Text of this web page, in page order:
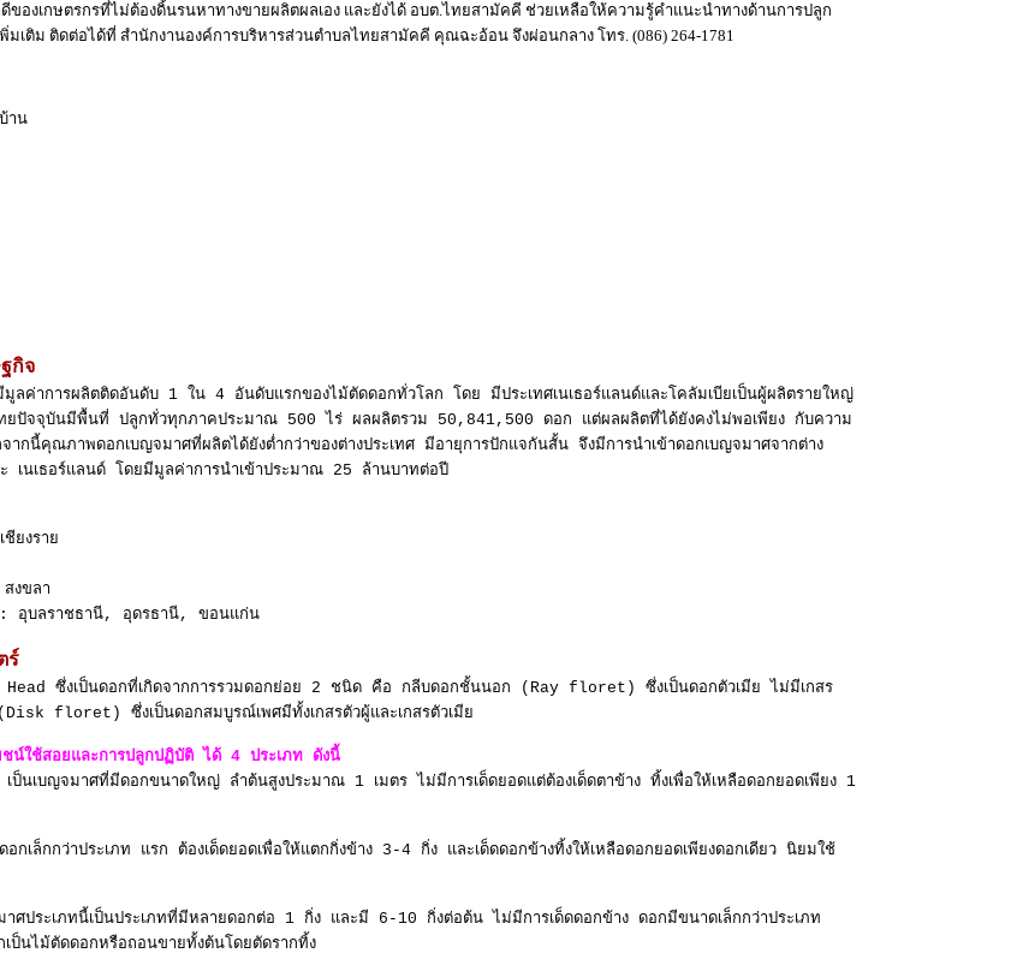
ของเกษตรกรที่ไม่ต้องดิ้นรนหาทางขายผลิตผลเอง และยังได้ อบต.ไทยสามัคคี ช่วยเหลือให้ความรู้คำแนะนำทางด้านการปลูก
พิ่มเติม ติดต่อได้ที่ สำนักงานองค์การบริหารส่วนตำบลไทยสามัคคี คุณฉะอ้อน จึงผ่อนกลาง โทร. (086) 264-1781
าน
กิจ
มูลค่าการผลิตติดอันดับ 1 ใน 4 อันดับแรกของไม้ตัดดอกทั่วโลก โดย มีประเทศเนเธอร์แลนด์และโคลัมเบียเป็นผู้ผลิตรายใหญ่
ทยปัจจุบันมีพื้นที่ ปลูกทั่วทุกภาคประมาณ 500 ไร่ ผลผลิตรวม 50,841,500 ดอก แต่ผลผลิตที่ได้ยังคงไม่พอเพียง กับความ
ากนี้คุณภาพดอกเบญจมาศที่ผลิตได้ยังต่ำกว่าของต่างประเทศ มีอายุการปักแจกันสั้น จึงมีการนำเข้าดอกเบญจมาศจากต่าง
เนเธอร์แลนด์ โดยมีมูลค่าการนำเข้าประมาณ 25 ล้านบาทต่อปี
ยงราย
งขลา
: อุบลราชธานี, อุดรธานี, ขอนแก่น
ร์
Head ซึ่งเป็นดอกที่เกิดจากการรวมดอกย่อย 2 ชนิด คือ กลีบดอกชั้นนอก (Ray floret) ซึ่งเป็นดอกตัวเมีย ไม่มีเกสร
floret) ซึ่งเป็นดอกสมบูรณ์เพศมีทั้งเกสรตัวผู้และเกสรตัวเมีย
ชน์ใช้สอยและการปลูกปฏิบัติ ได้ 4 ประเภท ดังนี้
บญจมาศที่มีดอกขนาดใหญ่ ลำต้นสูงประมาณ 1 เมตร ไม่มีการเด็ดยอดแต่ต้องเด็ดตาข้าง ทิ้งเพื่อให้เหลือดอกยอดเพียง 1
กกว่าประเภท แรก ต้องเด็ดยอดเพื่อให้แตกกิ่งข้าง 3-4 กิ่ง และเด็ดดอกข้างทิ้งให้เหลือดอกยอดเพียงดอกเดียว นิยมใช้
ระเภทนี้เป็นประเภทที่มีหลายดอกต่อ 1 กิ่ง และมี 6-10 กิ่งต่อต้น ไม่มีการเด็ดดอกข้าง ดอกมีขนาดเล็กกว่าประเภท
นไม้ตัดดอกหรือถอนขายทั้งต้นโดยตัดรากทิ้ง